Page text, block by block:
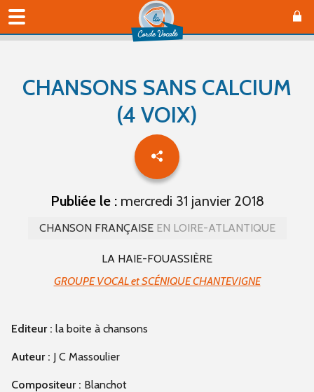
CHANSONS SANS CALCIUM
(4 VOIX)
Publiée le :mercredi 31 janvier 2018
CHANSON FRANÇAISEEN LOIRE-ATLANTIQUE
LA HAIE-FOUASSIÈRE
GROUPE VOCAL et SCÉNIQUE CHANTEVIGNE
Editeur : la boite à chansons
Auteur : J C Massoulier
Compositeur : Blanchot